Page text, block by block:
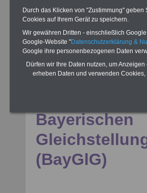
Bayerischen
(BayGlG)
Durch das Klicken von "Zustimmung"
Cookies auf Ihrem Gerät zu speichern.
Wir gewähren Dritten - einschließlich
Google-Website "Datenschutzerklärung &
Google ihre personenbezogenen Daten
Dürfen wir Ihre Daten nutzen, um
erheben Daten und verwenden